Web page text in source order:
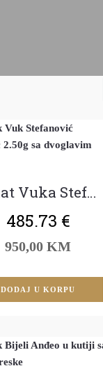
Dukat Vuka Stefanovića Karadzića
485.73 €
950,00 KM
DODAJ U KORPU